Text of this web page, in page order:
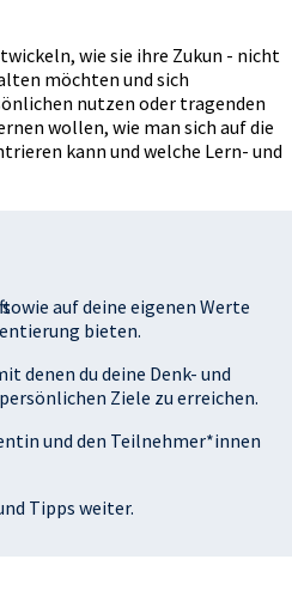
wie sie ihre Zukunft - nicht
möchten und sich
nutzen oder tragenden
wollen, wie man sich auf die
kann und welche Lern- und
auf deine eigenen Werte
bieten.
denen du deine Denk- und
Ziele zu erreichen.
und den Teilnehmer*innen
Tipps weiter.